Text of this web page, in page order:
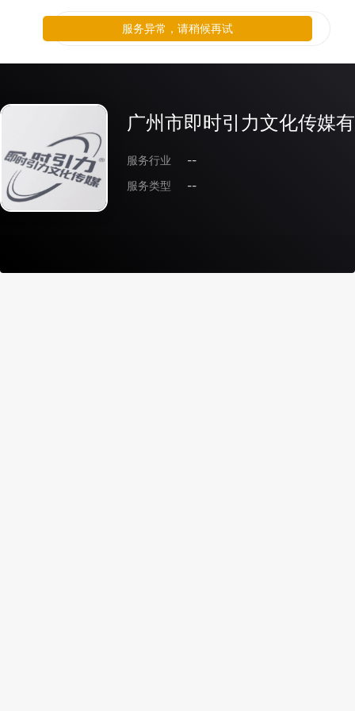
广州市即时引力文化传媒
服务行业
--
服务类型
--
服务异常，请稍候再试